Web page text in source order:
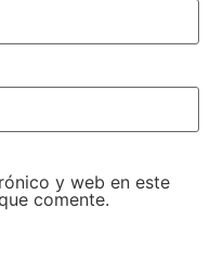
y web en este
comente.